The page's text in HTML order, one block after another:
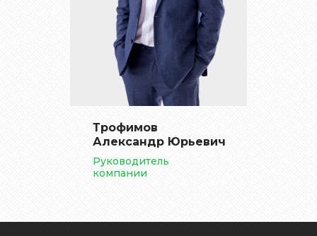
Трофимов
Александр Юрьевич
Руководитель
компании